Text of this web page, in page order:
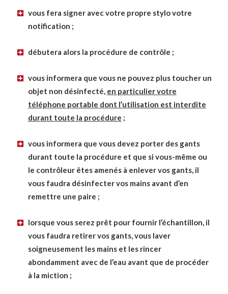
vous fera signer avec votre propre stylo votre
notification ;
débutera alors la procédure de contrôle ;
vous informera que vous ne pouvez plus toucher un
objet non désinfecté, en particulier votre
téléphone portable dont l’utilisation est interdite
durant toute la procédure ;
vous informera que vous devez porter des gants
durant toute la procédure et que si vous-même ou
le contrôleur êtes amenés à enlever vos gants, il
vous faudra désinfecter vos mains avant d’en
remettre une paire ;
lorsque vous serez prêt pour fournir l’échantillon, il
vous faudra retirer vos gants, vous laver
soigneusement les mains et les rincer
abondamment avec de l’eau avant que de procéder
à la miction ;